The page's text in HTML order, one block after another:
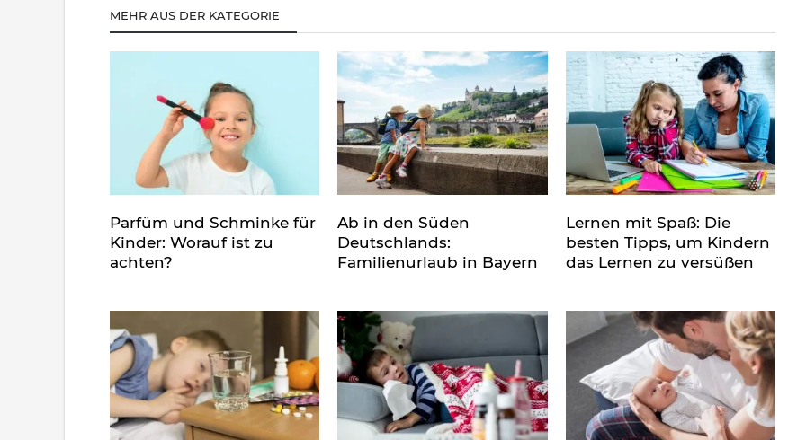
MEHR AUS DER KATEGORIE
Parfüm und Schminke für
Kinder: Worauf ist zu
achten?
Ab in den Süden
Deutschlands:
Familienurlaub in Bayern
Lernen mit Spaß: Die
besten Tipps, um Kindern
das Lernen zu versüßen